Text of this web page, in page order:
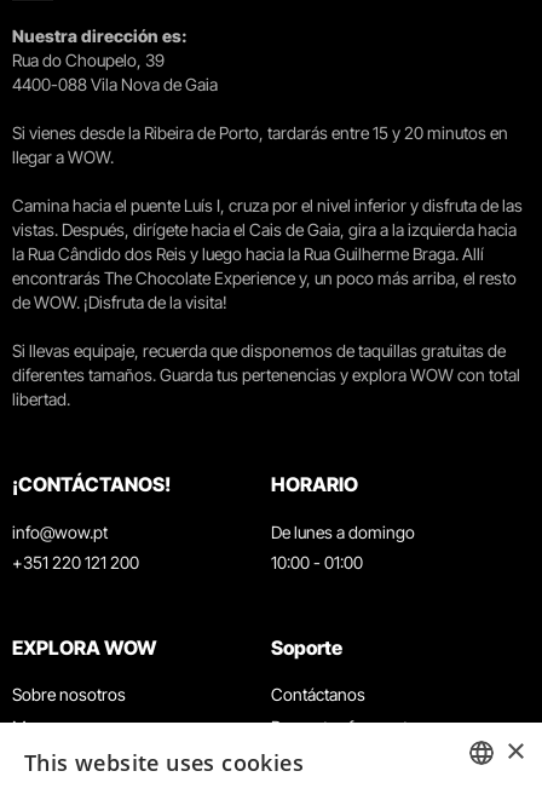
Nuestra dirección es:
Rua do Choupelo, 39
4400-088 Vila Nova de Gaia
Si vienes desde la Ribeira de Porto, tardarás entre 15 y 20 minutos en
llegar a WOW.
Camina hacia el puente Luís I, cruza por el nivel inferior y disfruta de las
vistas. Después, dirígete hacia el Cais de Gaia, gira a la izquierda hacia
la Rua Cândido dos Reis y luego hacia la Rua Guilherme Braga. Allí
encontrarás The Chocolate Experience y, un poco más arriba, el resto
de WOW. ¡Disfruta de la visita!
Si llevas equipaje, recuerda que disponemos de taquillas gratuitas de
diferentes tamaños. Guarda tus pertenencias y explora WOW con total
libertad.
¡CONTÁCTANOS!
info@wow.pt
+351 220 121 200
HORARIO
De lunes a domingo
10:00 - 01:00
EXPLORA WOW
Sobre nosotros
Museos
Agenda
Soporte
Contáctanos
Preguntas frecuentes
Términos y condiciones
×
This website uses cookies